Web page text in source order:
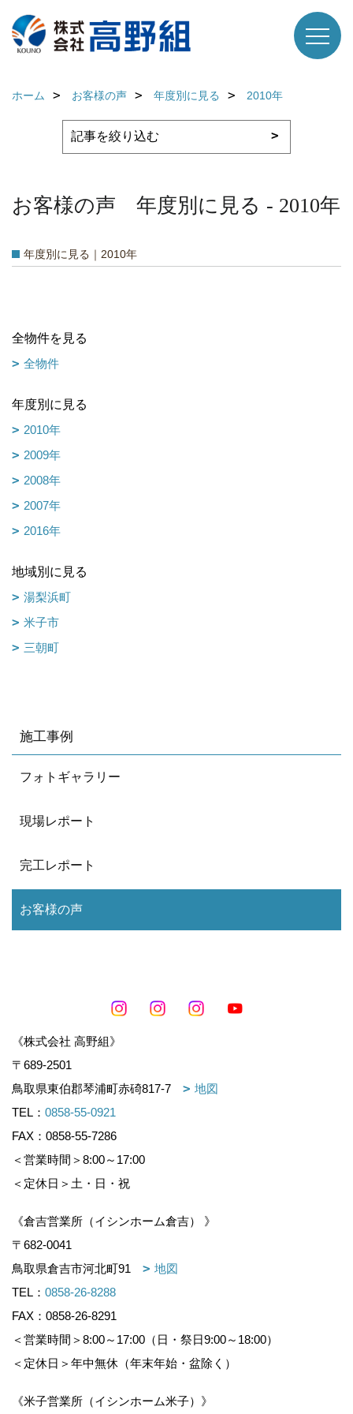
ホーム お客様の声 年度別に見る 2010年
お客様の声 年度別に見る - 2010年
年度別に見る｜2010年
全物件を見る
全物件
年度別に見る
2010年
2009年
2008年
2007年
2016年
地域別に見る
湯梨浜町
米子市
三朝町
施工事例
フォトギャラリー
現場レポート
完工レポート
お客様の声
《株式会社 高野組》
〒689-2501
鳥取県東伯郡琴浦町赤碕817-7
地図
TEL： 0858-55-0921
FAX：0858-55-7286
＜営業時間＞8:00～17:00
＜定休日＞土・日・祝
《倉吉営業所（イシンホーム倉吉） 》
〒682-0041
鳥取県倉吉市河北町91
地図
TEL： 0858-26-8288
FAX：0858-26-8291
＜営業時間＞8:00～17:00（日・祭日9:00～18:00）
＜定休日＞年中無休（年末年始・盆除く）
《米子営業所（イシンホーム米子）》